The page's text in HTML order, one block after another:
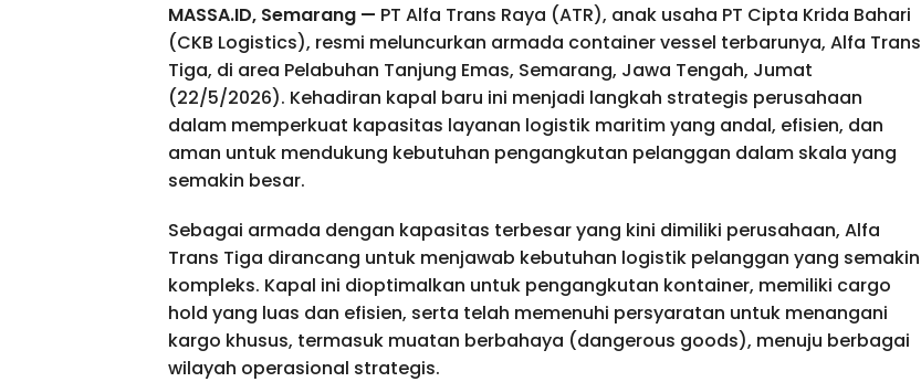
MASSA.ID, Semarang — PT Alfa Trans Raya (ATR), anak usaha PT Cipta Krida Bahari
(CKB Logistics), resmi meluncurkan armada container vessel terbarunya, Alfa Trans
Tiga, di area Pelabuhan Tanjung Emas, Semarang, Jawa Tengah, Jumat
(22/5/2026). Kehadiran kapal baru ini menjadi langkah strategis perusahaan
dalam memperkuat kapasitas layanan logistik maritim yang andal, efisien, dan
aman untuk mendukung kebutuhan pengangkutan pelanggan dalam skala yang
semakin besar.
Sebagai armada dengan kapasitas terbesar yang kini dimiliki perusahaan, Alfa
Trans Tiga dirancang untuk menjawab kebutuhan logistik pelanggan yang semakin
kompleks. Kapal ini dioptimalkan untuk pengangkutan kontainer, memiliki cargo
hold yang luas dan efisien, serta telah memenuhi persyaratan untuk menangani
kargo khusus, termasuk muatan berbahaya (dangerous goods), menuju berbagai
wilayah operasional strategis.